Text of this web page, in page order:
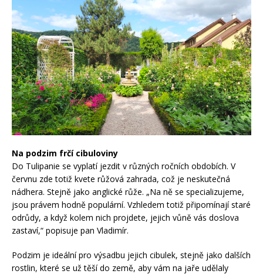
Na podzim frčí cibuloviny
Do Tulipanie se vyplatí jezdit v různých ročních obdobích. V
červnu zde totiž kvete růžová zahrada, což je neskutečná
nádhera. Stejně jako anglické růže. „Na ně se specializujeme,
jsou právem hodně populární. Vzhledem totiž připomínají staré
odrůdy, a když kolem nich projdete, jejich vůně vás doslova
zastaví,“ popisuje pan Vladimír.
Podzim je ideální pro výsadbu jejich cibulek, stejně jako dalších
rostlin, které se už těší do země, aby vám na jaře udělaly